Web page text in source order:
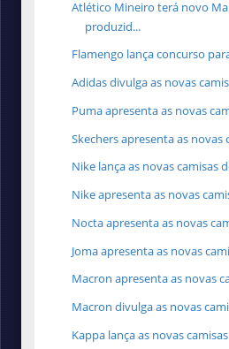
Atlético Mineiro terá novo
produzid...
Flamengo lança concurso
Adidas divulga as novas
Puma apresenta as novas
Skechers apresenta as novas
Nike lança as novas camisas
Nike apresenta as novas
Nocta apresenta as novas
Joma apresenta as novas
Macron apresenta as novas
Macron divulga as novas
Kappa lança as novas